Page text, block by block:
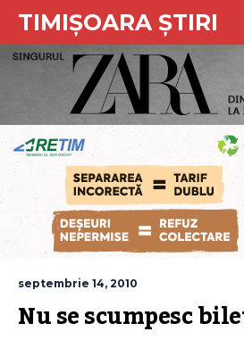
TIMIȘOARA ȘTIRI
septembrie 14, 2010
Nu se scumpesc